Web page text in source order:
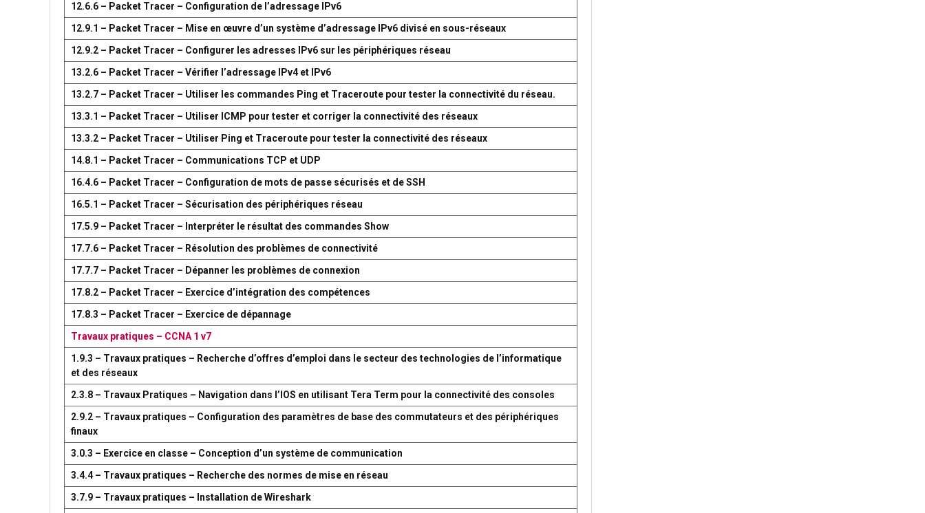
12.6.6 – Packet Tracer – Configuration de l’adressage IPv6
12.9.1 – Packet Tracer – Mise en œuvre d’un système d’adressage IPv6 divisé en sous-réseaux
12.9.2 – Packet Tracer – Configurer les adresses IPv6 sur les périphériques réseau
13.2.6 – Packet Tracer – Vérifier l’adressage IPv4 et IPv6
13.2.7 – Packet Tracer – Utiliser les commandes Ping et Traceroute pour tester la connectivité du réseau.
13.3.1 – Packet Tracer – Utiliser ICMP pour tester et corriger la connectivité des réseaux
13.3.2 – Packet Tracer – Utiliser Ping et Traceroute pour tester la connectivité des réseaux
14.8.1 – Packet Tracer – Communications TCP et UDP
16.4.6 – Packet Tracer – Configuration de mots de passe sécurisés et de SSH
16.5.1 – Packet Tracer – Sécurisation des périphériques réseau
17.5.9 – Packet Tracer – Interpréter le résultat des commandes Show
17.7.6 – Packet Tracer – Résolution des problèmes de connectivité
17.7.7 – Packet Tracer – Dépanner les problèmes de connexion
17.8.2 – Packet Tracer – Exercice d’intégration des compétences
17.8.3 – Packet Tracer – Exercice de dépannage
Travaux pratiques – CCNA 1 v7
1.9.3 – Travaux pratiques – Recherche d’offres d’emploi dans le secteur des technologies de l’informatique
et des réseaux
2.3.8 – Travaux Pratiques – Navigation dans l’IOS en utilisant Tera Term pour la connectivité des consoles
2.9.2 – Travaux pratiques – Configuration des paramètres de base des commutateurs et des périphériques
finaux
3.0.3 – Exercice en classe – Conception d’un système de communication
3.4.4 – Travaux pratiques – Recherche des normes de mise en réseau
3.7.9 – Travaux pratiques – Installation de Wireshark